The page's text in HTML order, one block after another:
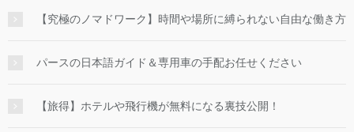
【究極のノマドワーク】時間や場所に縛られない自由な働き方
パースの日本語ガイド＆専用車の手配お任せください
【旅得】ホテルや飛行機が無料になる裏技公開！